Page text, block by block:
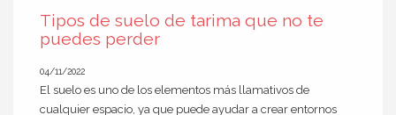
Tipos de suelo de tarima que no te
puedes perder
04/11/2022
El suelo es uno de los elementos más llamativos de
cualquier espacio, ya que puede ayudar a crear entornos